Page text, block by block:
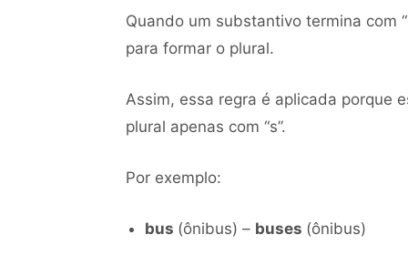
Quando um substantivo termina com
para formar o plural.
Assim, essa regra é aplicada porque
plural apenas com “s”.
Por exemplo:
bus (ônibus) – buses (ônibus)